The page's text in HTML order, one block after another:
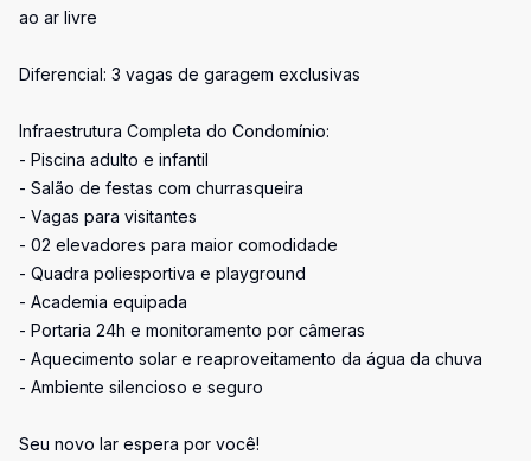
ao ar livre
Diferencial: 3 vagas de garagem exclusivas
Infraestrutura Completa do Condomínio:
- Piscina adulto e infantil
- Salão de festas com churrasqueira
- Vagas para visitantes
- 02 elevadores para maior comodidade
- Quadra poliesportiva e playground
- Academia equipada
- Portaria 24h e monitoramento por câmeras
- Aquecimento solar e reaproveitamento da água da chuva
- Ambiente silencioso e seguro
Seu novo lar espera por você!